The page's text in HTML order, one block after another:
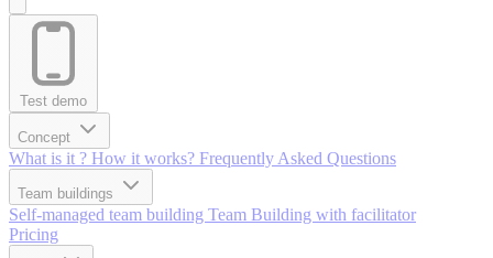
Test demo
Concept
What is it ? How it works? Frequently Asked Questions
Team buildings
Self-managed team building Team Building with facilitator
Pricing